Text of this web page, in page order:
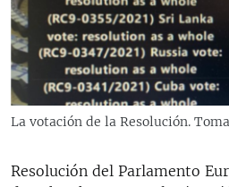
RADIO MARTÍ
ESPECIALES
ESPECIALES
KENTU-CUBANO
MULTIMEDIA
EDITORIALES
La votación de la Resolución.
Resolución del Parlamento